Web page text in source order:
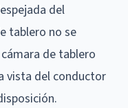
del
tablero no se
de tablero
vista del conductor